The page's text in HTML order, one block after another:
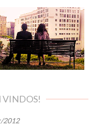
VINDOS!
2012